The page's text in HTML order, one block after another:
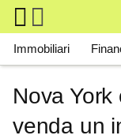
Skip to main content
Main navigation
Immobiliari
Nova
venda un